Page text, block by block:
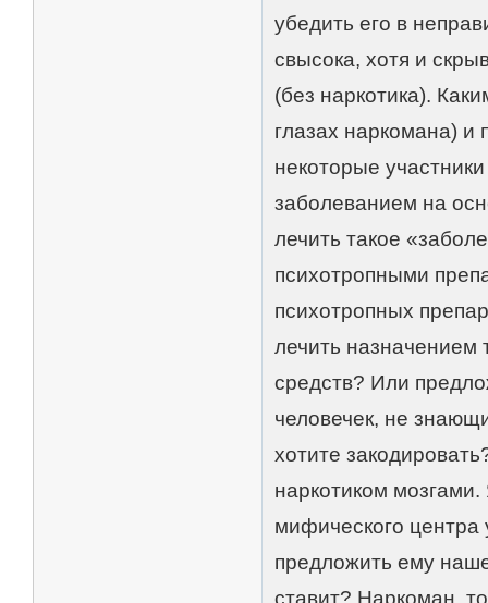
убедить его в
свысока, хотя и
(без наркотика).
глазах наркомана) и
некоторые
заболеванием на
лечить такое
психотропными
психотропных
лечить назначением
средств? Или
человечек, не
хотите
наркотиком
мифического
предложить ему
ставит? Наркоман,